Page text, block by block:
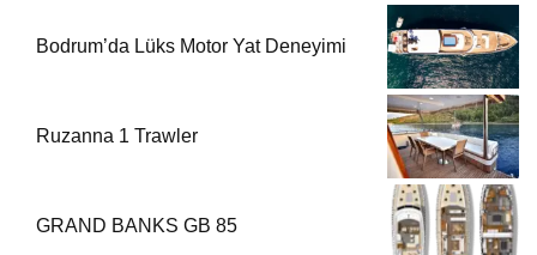
Bodrum’da Lüks Motor Yat Deneyimi
Ruzanna 1 Trawler
GRAND BANKS GB 85